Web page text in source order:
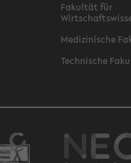
Fakultät für
Medizinische
Technische